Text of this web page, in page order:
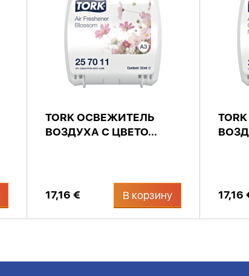
TORK ОСВЕЖИТЕЛЬ
ВОЗДУХА С ЦВЕТО...
17,16 € В корзину 17,16